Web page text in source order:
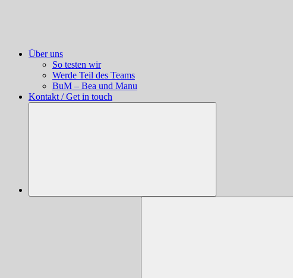
Über uns
So testen wir
Werde Teil des Teams
BuM – Bea und Manu
Kontakt / Get in touch